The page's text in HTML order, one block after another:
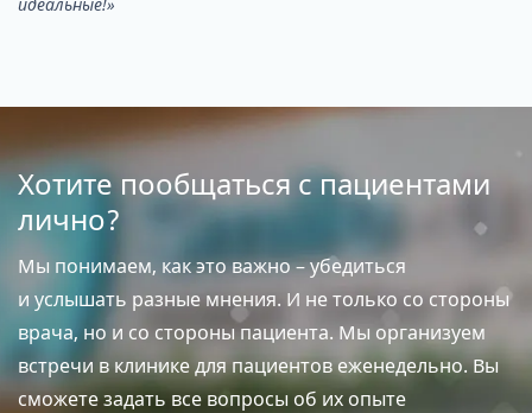
Хотите пообщаться с пациентами
лично?
Мы понимаем, как это важно – убедиться
и услышать разные мнения. И не только со стороны
врача, но и со стороны пациента. Мы организуем
встречи в клинике для пациентов еженедельно. Вы
сможете задать все вопросы об их опыте